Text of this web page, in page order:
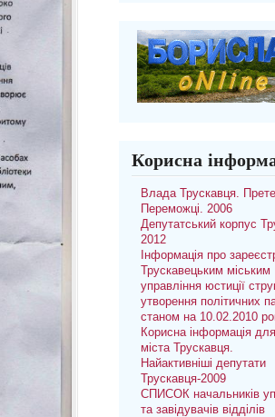
Корисна
Влада Трускавця.
Переможці. 2006
Депутатський корпус
2012
Інформація про
Трускавецьким міським
управління юстиції
утворення політичних
станом на 10.02.2010
Корисна інформація
міста Трускавця.
Найактивніші депутати
Трускавця-2009
СПИСОК начальників
та завідувачів відділів